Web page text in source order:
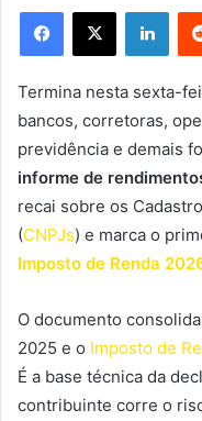
Facebook
X
Termina nesta sexta-
bancos, corretoras,
previdência e demais
informe de
recai sobre os
(CNPJs) e marca o
Imposto de Renda
O documento
2025 e o Imposto de
É a base técnica da
contribuinte corre o